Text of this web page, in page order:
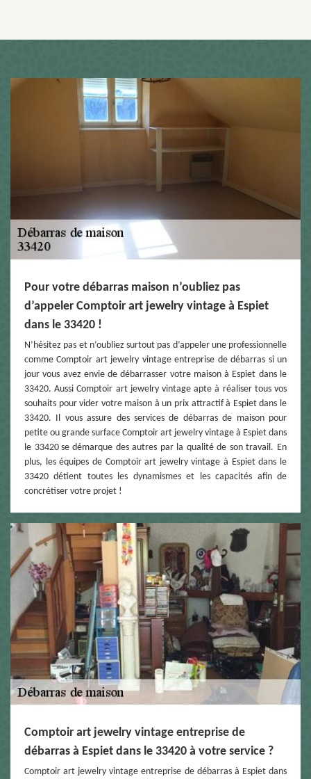
Pour votre débarras maison n’oubliez pas
d’appeler Comptoir art jewelry vintage à Espiet
dans le 33420 !
N’hésitez pas et n’oubliez surtout pas d’appeler une professionnelle
comme Comptoir art jewelry vintage entreprise de débarras si un
jour vous avez envie de débarrasser votre maison à Espiet dans le
33420. Aussi Comptoir art jewelry vintage apte à réaliser tous vos
souhaits pour vider votre maison à un prix attractif à Espiet dans le
33420. Il vous assure des services de débarras de maison pour
petite ou grande surface Comptoir art jewelry vintage à Espiet dans
le 33420 se démarque des autres par la qualité de son travail. En
plus, les équipes de Comptoir art jewelry vintage à Espiet dans le
33420 détient toutes les dynamismes et les capacités afin de
concrétiser votre projet !
Comptoir art jewelry vintage entreprise de
débarras à Espiet dans le 33420 à votre service ?
Comptoir art jewelry vintage entreprise de débarras à Espiet dans